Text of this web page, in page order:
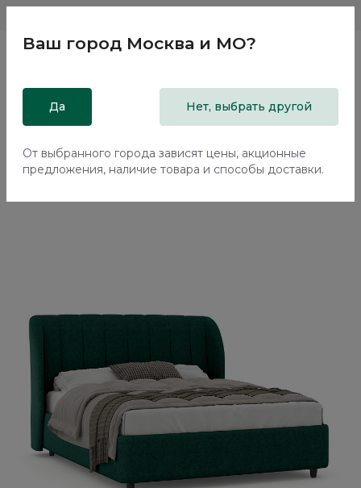
Главная
Кровати
Двуспальная кровать с подъемным механизмом Наполи /
Ваш город Москва и МО?
Да Нет, выбрать другой
От выбранного города зависят цены, акционные
предложения, наличие товара и способы доставки.